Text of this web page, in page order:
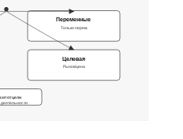
Переменные
Только перем.
Целевая
Рынок/цена
от цели
деятельности